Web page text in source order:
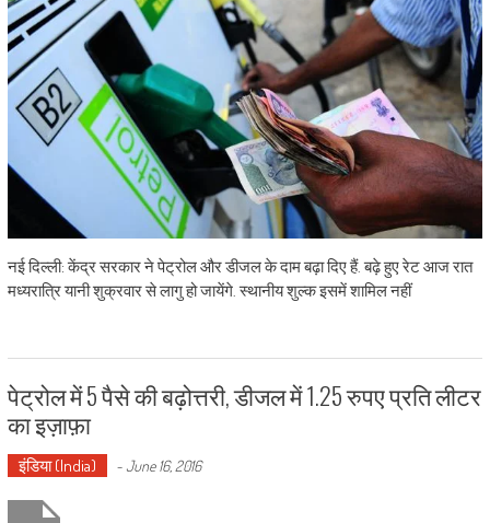
नई दिल्‍ली: केंद्र सरकार ने पेट्रोल और डीजल के दाम बढ़ा दिए हैं. बढ़े हुए रेट आज रात
मध्यरात्रि यानी शुक्रवार से लागु हो जायेंगे. स्थानीय शुल्क इसमें शामिल नहीं
पेट्रोल में 5 पैसे की बढ़ोत्तरी, डीजल में 1.25 रुपए प्रति लीटर
का इज़ाफ़ा
इंडिया (India) -June 16, 2016